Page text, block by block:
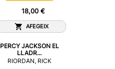
18,00 €
AFEGEIX
PERCY JACKSON EL
LLADR...
RIORDAN, RICK